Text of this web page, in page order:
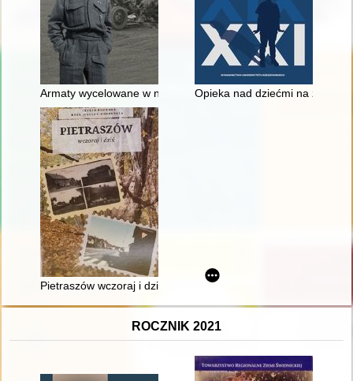
Armaty wycelowane w niebo : przeciwlotnicza epopeja
Opieka nad dziećmi na
Pietraszów wczoraj i dziś
ROCZNIK 2021